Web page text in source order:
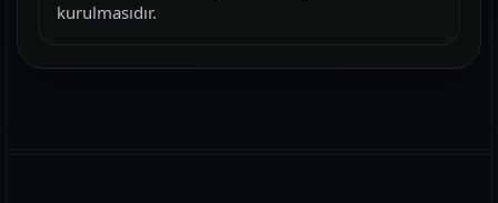
kurulmasıdır.